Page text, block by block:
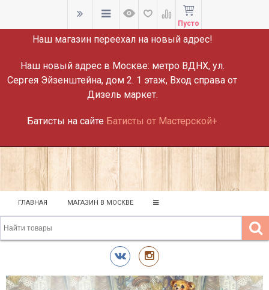
ВНИМАНИЕ!
Наш магазин переехал на новый адрес!
Наш новый адрес в Москве: метро ВДНХ, ул.
Сергея Эйзенштейна, дом 2. 1 этаж, Вход справа от
Дизель маркет.
Батисты на сайте Батисты от Мастерской+
Пусто
ГЛАВНАЯ МАГАЗИН В МОСКВЕ